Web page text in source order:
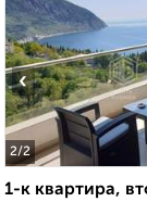
2/2
‹
1-к квартира,